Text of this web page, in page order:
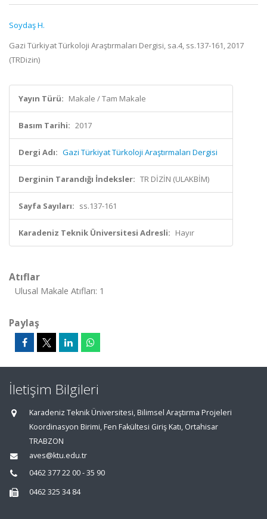
Soydaş H.
Gazi Türkiyat Türkoloji Araştırmaları Dergisi, sa.4, ss.137-161, 2017
(TRDizin)
Yayın Türü: Makale / Tam Makale
Basım Tarihi: 2017
Dergi Adı: Gazi Türkiyat Türkoloji Araştırmaları Dergisi
Derginin Tarandığı İndeksler: TR DİZİN (ULAKBİM)
Sayfa Sayıları: ss.137-161
Karadeniz Teknik Üniversitesi Adresli: Hayır
Atıflar
Ulusal Makale Atıfları: 1
Paylaş
İletişim Bilgileri
Karadeniz Teknik Üniversitesi, Bilimsel Araştırma Projeleri
Koordinasyon Birimi, Fen Fakültesi Giriş Katı, Ortahisar
TRABZON
aves@ktu.edu.tr
0462 377 22 00 - 35 90
0462 325 34 84